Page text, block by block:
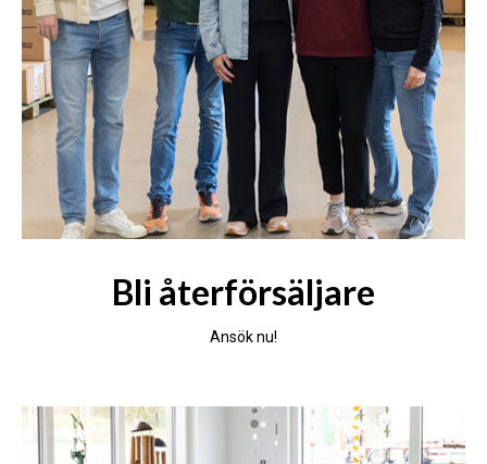
Bli återförsäljare
Ansök nu!